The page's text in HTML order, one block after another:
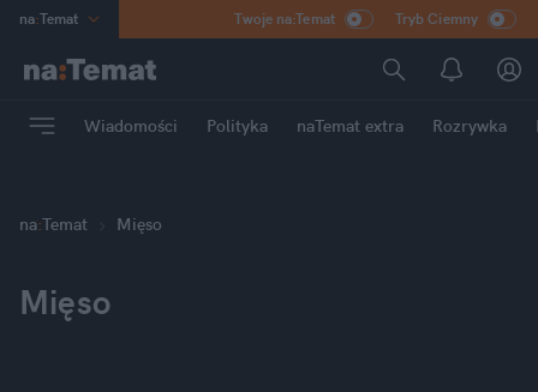
na:Temat
Poland
mama
Rozrywka
Twoje na:Temat Tryb Ciemny
Wiadomości Polityka naTemat extra Rozrywka
na:Temat Mięso
Mięso